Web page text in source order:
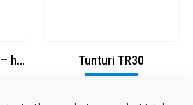
Home / professional – half rack Tunturi TR30